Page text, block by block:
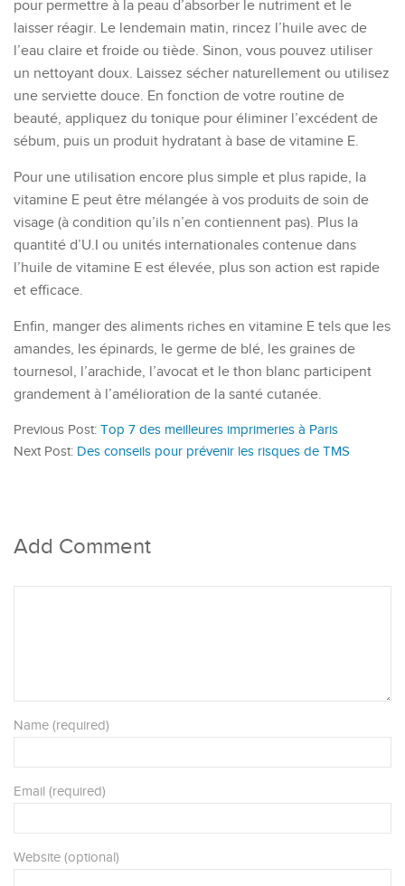
pour permettre à la peau d’absorber le nutriment et le
laisser réagir. Le lendemain matin, rincez l’huile avec de
l’eau claire et froide ou tiède. Sinon, vous pouvez utiliser
un nettoyant doux. Laissez sécher naturellement ou utilisez
une serviette douce. En fonction de votre routine de
beauté, appliquez du tonique pour éliminer l’excédent de
sébum, puis un produit hydratant à base de vitamine E.
Pour une utilisation encore plus simple et plus rapide, la
vitamine E peut être mélangée à vos produits de soin de
visage (à condition qu’ils n’en contiennent pas). Plus la
quantité d’U.I ou unités internationales contenue dans
l’huile de vitamine E est élevée, plus son action est rapide
et efficace.
Enfin, manger des aliments riches en vitamine E tels que les
amandes, les épinards, le germe de blé, les graines de
tournesol, l’arachide, l’avocat et le thon blanc participent
grandement à l’amélioration de la santé cutanée.
Previous Post: Top 7 des meilleures imprimeries à Paris
Next Post: Des conseils pour prévenir les risques de TMS
Add Comment
Name (required)
Email (required)
Website (optional)